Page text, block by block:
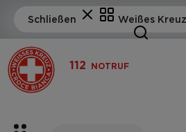
112 NOTRUF